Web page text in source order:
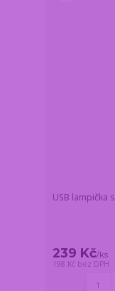
USB lampička
239 Kč/ks
198 Kč bez DPH